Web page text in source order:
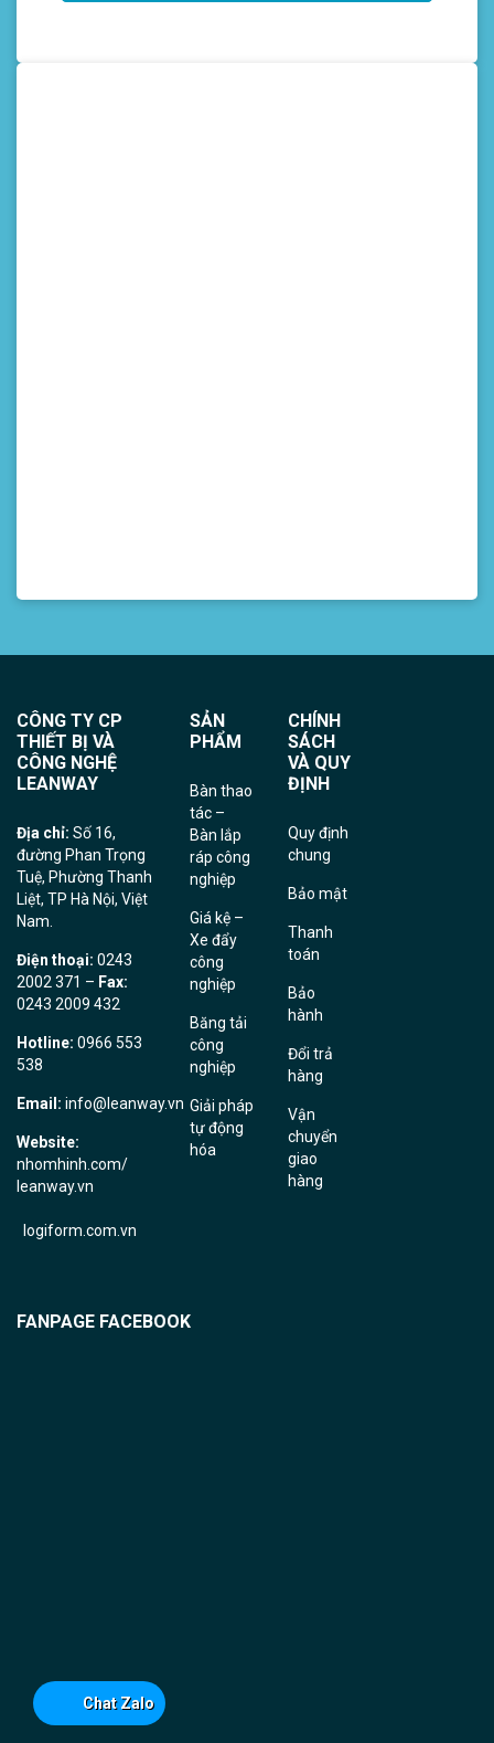
CÔNG TY CP
THIẾT BỊ VÀ
CÔNG NGHỆ
LEANWAY
Địa chỉ: Số 16,
đường Phan Trọng
Tuệ, Phường Thanh
Liệt, TP Hà Nội, Việt
Nam.
Điện thoại: 0243
2002 371 – Fax:
0243 2009 432
Hotline: 0966 553
538
Email: info@leanway.vn
Website:
nhomhinh.com/
leanway.vn
logiform.com.vn
SẢN
PHẨM
Bàn thao
tác –
Bàn lắp
ráp công
nghiệp
Giá kệ –
Xe đẩy
công
nghiệp
Băng tải
công
nghiệp
Giải pháp
tự động
hóa
CHÍNH
SÁCH
VÀ QUY
ĐỊNH
Quy định
chung
Bảo mật
Thanh
toán
Bảo
hành
Đổi trả
hàng
Vận
chuyển
giao
hàng
FANPAGE FACEBOOK
Chat Zalo